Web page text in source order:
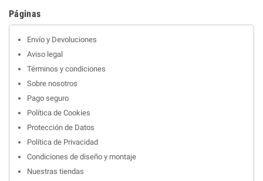
Páginas
Envío y Devoluciones
Aviso legal
Términos y condiciones
Sobre nosotros
Pago seguro
Política de Cookies
Protección de Datos
Política de Privacidad
Condiciones de diseño y montaje
Nuestras tiendas